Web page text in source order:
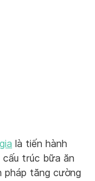
là tiến hành
cấu trúc bữa ăn
pháp tăng cường